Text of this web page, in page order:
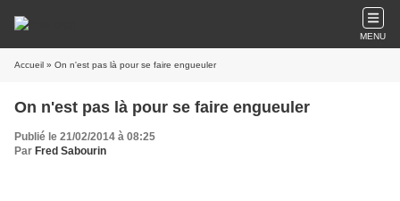
MENU
Accueil » On n'est pas là pour se faire engueuler
On n'est pas là pour se faire engueuler
Publié le 21/02/2014 à 08:25
Par Fred Sabourin